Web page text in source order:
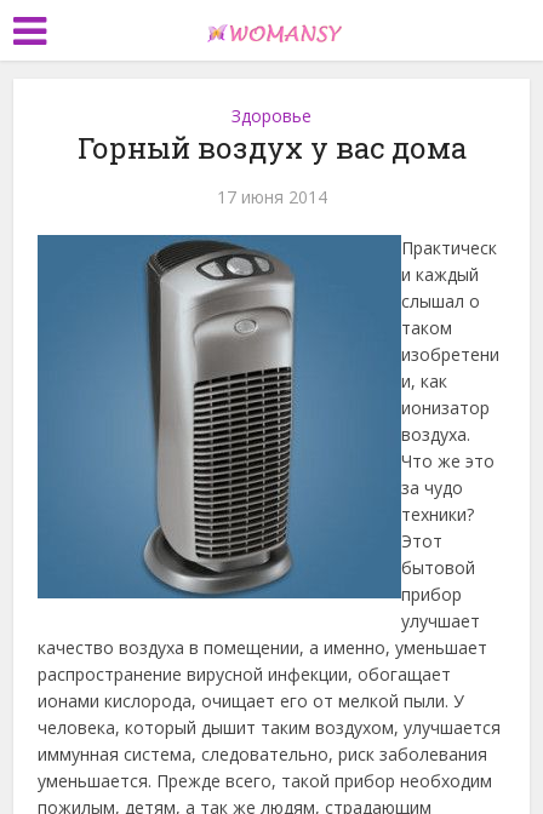
Здоровье
Горный воздух у вас дома
17 июня 2014
Практическ
и каждый
слышал о
таком
изобретени
и, как
ионизатор
воздуха.
Что же это
за чудо
техники?
Этот
бытовой
прибор
улучшает
качество воздуха в помещении, а именно, уменьшает
распространение вирусной инфекции, обогащает
ионами кислорода, очищает его от мелкой пыли. У
человека, который дышит таким воздухом, улучшается
иммунная система, следовательно, риск заболевания
уменьшается. Прежде всего, такой прибор необходим
пожилым, детям, а так же людям, страдающим